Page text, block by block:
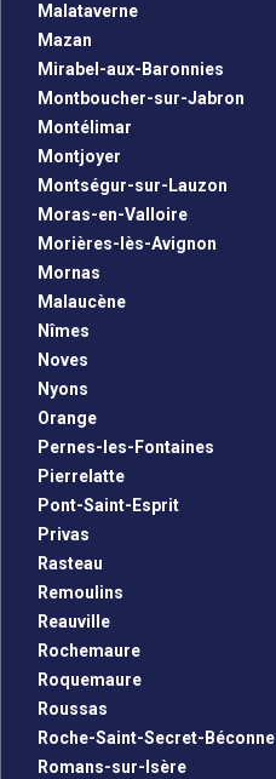
Malataverne
Mazan
Mirabel-aux-Baronnies
Montboucher-sur-Jabron
Montélimar
Montjoyer
Montségur-sur-Lauzon
Moras-en-Valloire
Morières-lès-Avignon
Mornas
Malaucène
Nîmes
Noves
Nyons
Orange
Pernes-les-Fontaines
Pierrelatte
Pont-Saint-Esprit
Privas
Rasteau
Remoulins
Reauville
Rochemaure
Roquemaure
Roussas
Roche-Saint-Secret-Béconne
Romans-sur-Isère